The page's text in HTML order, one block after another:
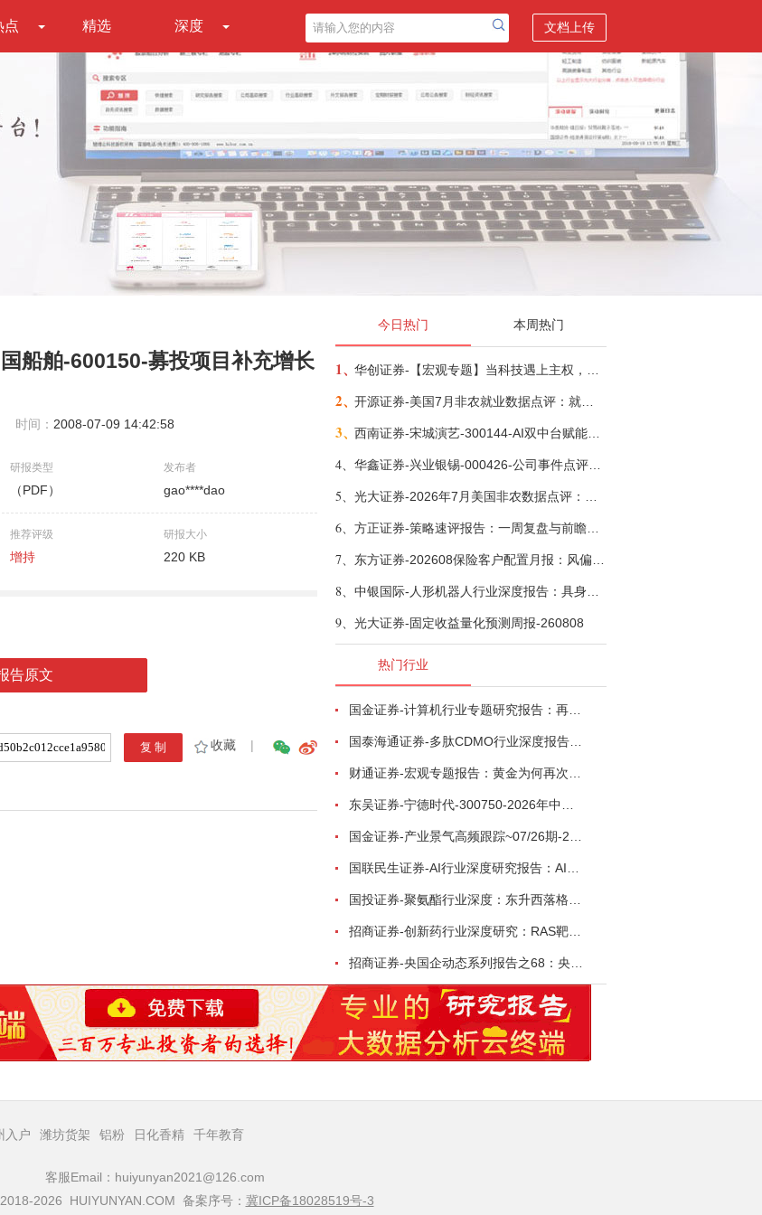
点 精选 深度 文档上传
船舶-600150-募投项目补充增长
时间： 2008-07-09 14:42:58
研报类型
（PDF）
发布者
gao****dao
推荐评级
增持
研报大小
220 KB
告原文
收藏 |
今日热门 本周热门
1、
2、
3、
4、
5、
6、
7、
8、
9、 光大证券-固定收益量化预测周报-260808
热门行业
入户 潍坊货架 铝粉 日化香精 千年教育
客服Email：huiyunyan2021@126.com
2026 HUIYUNYAN.COM 备案序号： 冀ICP备18028519号-3